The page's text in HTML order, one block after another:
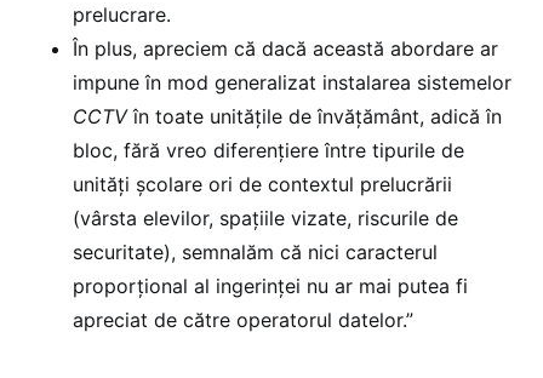
prelucrare.
În plus, apreciem că dacă această abordare ar
impune în mod generalizat instalarea sistemelor
CCTVîn toate unitățile de învățământ, adică în
bloc, fără vreo diferențiere între tipurile de
unități școlare ori de contextul prelucrării
(vârsta elevilor, spațiile vizate, riscurile de
securitate), semnalăm că nici caracterul
proporțional al ingerinței nu ar mai putea fi
apreciat de către operatorul datelor.”